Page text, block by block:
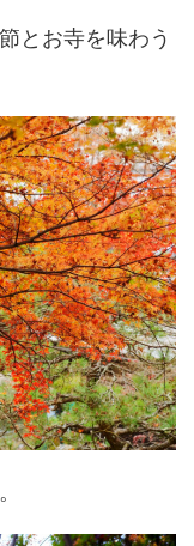
とお寺を味わう